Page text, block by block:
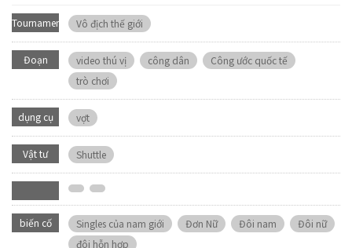
Tournament Vô địch thế giới
Đoạn
video thú vị công dân
Công ước quốc tế
trò chơi
dụng cụ vợt
Vật tư Shuttle
biến cố Singles của nam giới Đơn Nữ Đôi nam
Đôi nữ
đôi hỗn hợp